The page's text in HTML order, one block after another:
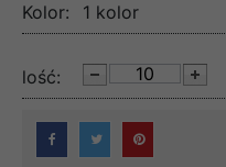
Kolor: 1 kolor
lość: